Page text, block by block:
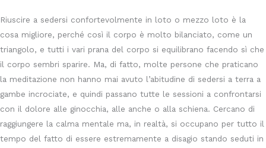
Riuscire a sedersi confortevolmente in loto o mezzo loto è la
cosa migliore, perché così il corpo è molto bilanciato, come un
triangolo, e tutti i vari prana del corpo si equilibrano facendo sì che
il corpo sembri sparire. Ma, di fatto, molte persone che praticano
la meditazione non hanno mai avuto l’abitudine di sedersi a terra a
gambe incrociate, e quindi passano tutte le sessioni a confrontarsi
con il dolore alle ginocchia, alle anche o alla schiena. Cercano di
raggiungere la calma mentale ma, in realtà, si occupano per tutto il
tempo del fatto di essere estremamente a disagio stando seduti in